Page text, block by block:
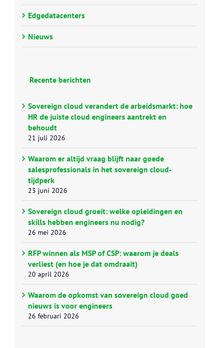
Edgedatacenters
Nieuws
Recente berichten
Sovereign cloud verandert de arbeidsmarkt: hoe
HR de juiste cloud engineers aantrekt en
behoudt
21 juli 2026
Waarom er altijd vraag blijft naar goede
salesprofessionals in het sovereign cloud-
tijdperk
23 juni 2026
Sovereign cloud groeit: welke opleidingen en
skills hebben engineers nu nodig?
26 mei 2026
RFP winnen als MSP of CSP: waarom je deals
verliest (en hoe je dat omdraait)
20 april 2026
Waarom de opkomst van sovereign cloud goed
nieuws is voor engineers
26 februari 2026